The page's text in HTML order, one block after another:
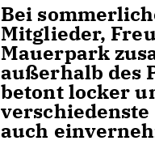
Bei
Mitglieder,
Mauerpark
außerhalb des
betont locker
auch